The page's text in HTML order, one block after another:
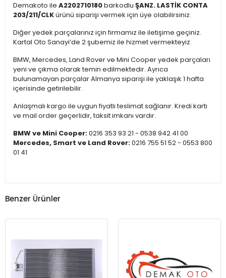
Demakoto ile A2202710180barkodlu ŞANZ. LASTİK CONTA
203/211/CLKürünü siparişi vermek için üye olabilirsiniz.
Diğer yedek parçalarınız için firmamız ile iletişime geçiniz.
Kartal Oto Sanayi’de 2 şubemiz ile hizmet vermekteyiz.
BMW, Mercedes, Land Rover ve Mini Cooper yedek parçaları
yeni ve çıkma olarak temin edilmektedir. Ayrıca
bulunamayan parçalar Almanya siparişi ile yaklaşık 1 hafta
içerisinde getirilebilir.
Anlaşmalı kargo ile uygun fiyatlı teslimat sağlanır. Kredi kartı
ve mail order geçerlidir, taksit imkanı vardır.
BMW ve Mini Cooper:0216 353 93 21 - 0538 942 41 00
Mercedes, Smart ve Land Rover:0216 755 51 52 - 0553 800
01 41
Benzer Ürünler